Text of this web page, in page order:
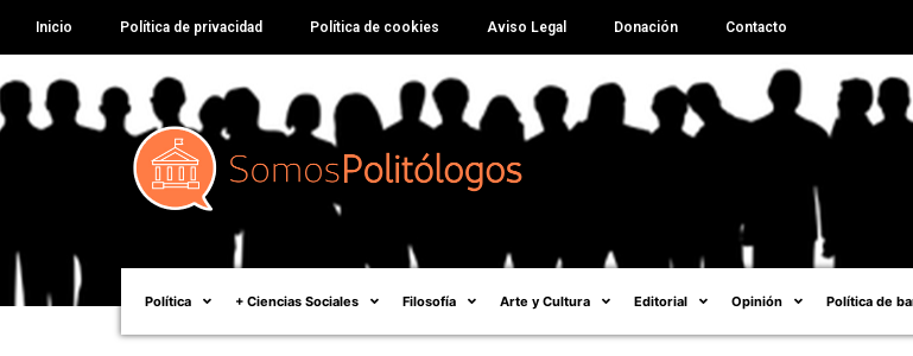
Inicio Política de privacidad Política de cookies Aviso Legal Donación Contacto
Política + Ciencias Sociales Filosofía Arte y Cultura Editorial Opinión Política de